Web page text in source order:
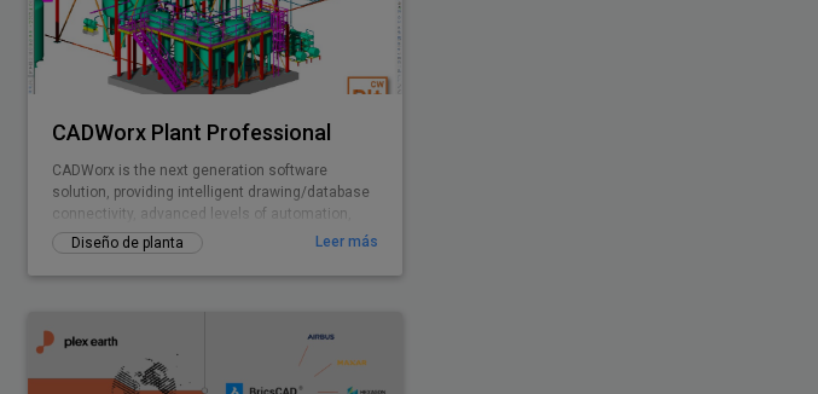
CADWorx Plant Professional
CADWorx is the next generation software
solution, providing intelligent drawing/database
connectivity, advanced levels of automation,
easy-to-use drafting tool
Diseño de planta Leer más